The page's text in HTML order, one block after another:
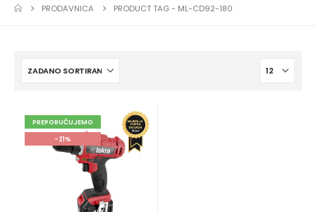
PRODAVNICA PRODUCT TAG - ML-CD92-180
PREPORUČUJEMO
-21%